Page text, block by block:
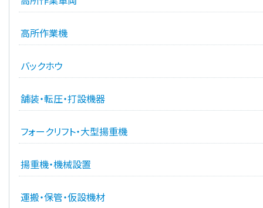
高所作業機
バックホウ
舗装・転圧・打設機器
フォークリフト・大型揚重機
揚重機・機械設置
運搬・保管・仮設機材